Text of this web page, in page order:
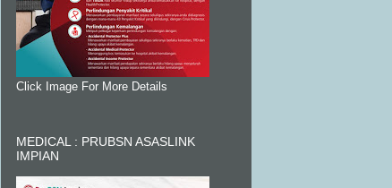
Click Image For More Details
MEDICAL : PRUBSN ASASLINK
IMPIAN